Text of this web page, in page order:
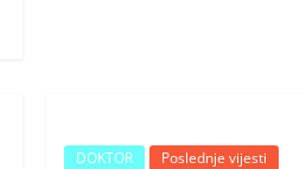
DOKTOR Poslednje vijesti